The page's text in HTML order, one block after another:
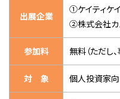
出展企業
①ケイティケ
②株式会社カ
参加料 無料（ただし
対 象 個人投資家